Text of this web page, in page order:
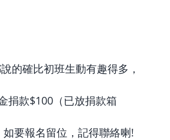
的確比初班生動有趣得多，
捐款$100（已放捐款箱
要報名留位，記得聯絡喇!